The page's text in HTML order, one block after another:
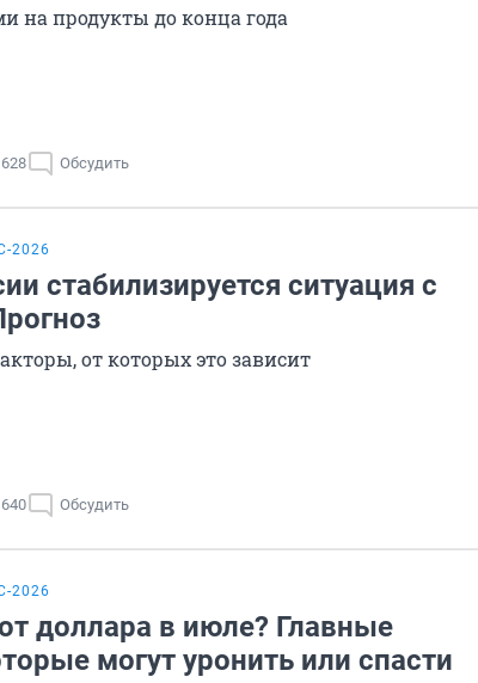
на продукты до конца года
628 Обсудить
2026
стабилизируется ситуация с
от которых это зависит
640 Обсудить
2026
доллара в июле? Главные
могут уронить или спасти